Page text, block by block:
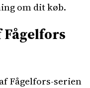
om dit køb.
Fågelfors-serien